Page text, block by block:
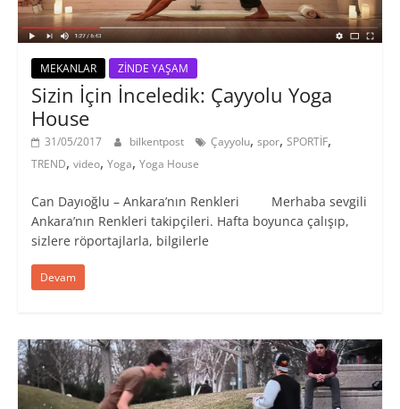
MEKANLAR ZİNDE YAŞAM
Sizin İçin İnceledik: Çayyolu Yoga
House
31/05/2017 bilkentpost Çayyolu, spor, SPORTİF,
TREND, video, Yoga, Yoga House
Can Dayıoğlu – Ankara’nın Renkleri Merhaba sevgili
Ankara’nın Renkleri takipçileri. Hafta boyunca çalışıp,
sizlere röportajlarla, bilgilerle
Devam